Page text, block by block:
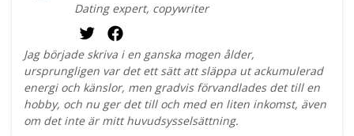
Dating expert, copywriter
Jag började skriva i en ganska mogen ålder,
ursprungligen var det ett sätt att släppa ut ackumulerad
energi och känslor, men gradvis förvandlades det till en
hobby, och nu ger det till och med en liten inkomst, även
om det inte är mitt huvudsysselsättning.